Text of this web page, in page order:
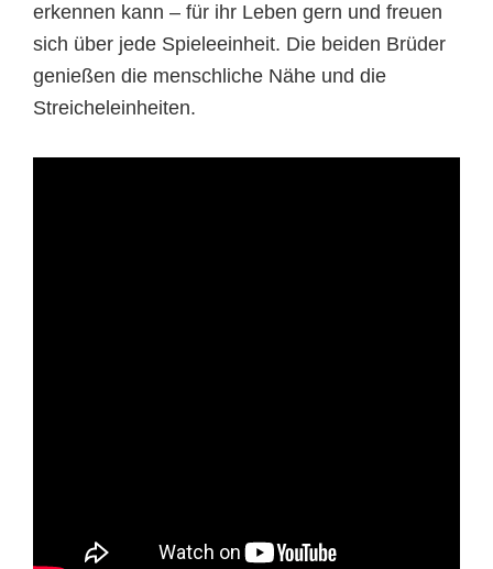
erkennen kann – für ihr Leben gern und freuen
sich über jede Spieleeinheit. Die beiden Brüder
genießen die menschliche Nähe und die
Streicheleinheiten.